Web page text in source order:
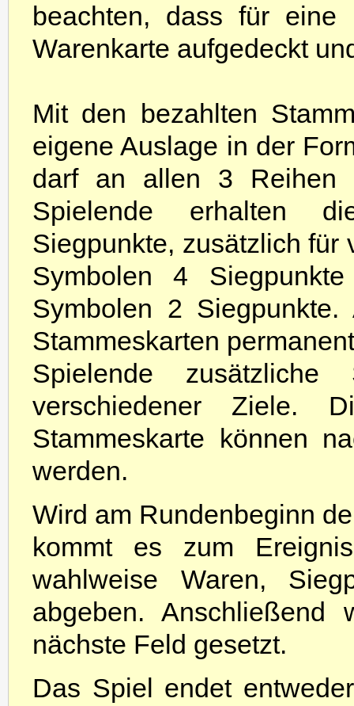
beachten, dass für eine
Warenkarte aufgedeckt
Mit den bezahlten
eigene Auslage in der
darf an allen 3 Reihen
Spielende erhalten
Siegpunkte, zusätzlich für
Symbolen 4
Symbolen 2 Siegpunkte.
Stammeskarten
Spielende
verschiedener Ziele.
Stammeskarte können
werden.
Wird am Rundenbeginn
kommt es zum
wahlweise Waren,
abgeben.
nächste Feld gesetzt.
Das Spiel endet